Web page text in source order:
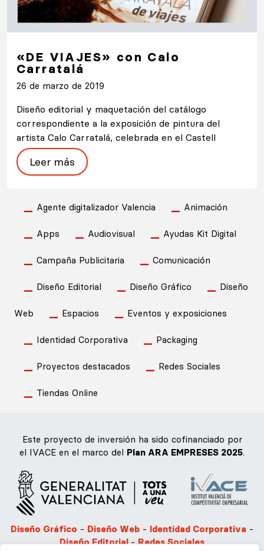
«DE VIAJES» con Calo
Carratalá
26 de marzo de 2019
Diseño editorial y maquetación del catálogo
correspondiente a la exposición de pintura del
artista Calo Carratalá, celebrada en el Castell
Leer más
Agente digitalizador Valencia Animación
Apps Audiovisual Ayudas Kit Digital
Campaña Publicitaria Comunicación
Diseño Editorial Diseño Gráfico Diseño
Web Espacios Eventos y exposiciones
Identidad Corporativa Packaging
Proyectos destacados Redes Sociales
Tiendas Online
Este proyecto de inversión ha sido cofinanciado por
el IVACE en el marco del Plan ARA EMPRESES 2025.
Diseño Gráfico - Diseño Web - Identidad Corporativa -
Diseño Editorial-Redes Sociales